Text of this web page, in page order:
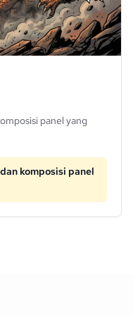
panel yang
komposisi panel